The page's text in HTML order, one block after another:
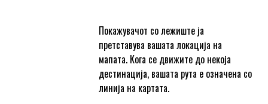
Покажувачот со лежиште ја
претставува вашата локација на
мапата. Кога се движите до некоја
дестинација, вашата рута е означена со
линија на картата.